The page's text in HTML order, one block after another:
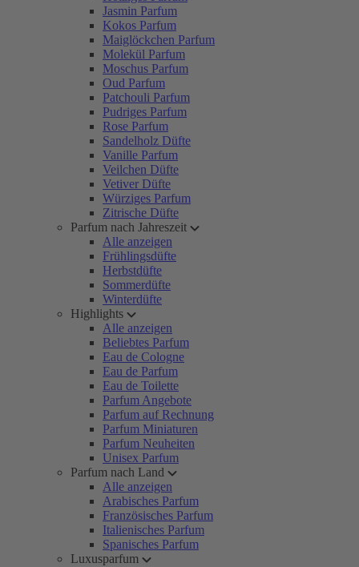
Jasmin Parfum
Kokos Parfum
Maiglöckchen Parfum
Molekül Parfum
Moschus Parfum
Oud Parfum
Patchouli Parfum
Pudriges Parfum
Rose Parfum
Sandelholz Düfte
Vanille Parfum
Veilchen Düfte
Vetiver Düfte
Würziges Parfum
Zitrische Düfte
Parfum nach Jahreszeit
Alle anzeigen
Frühlingsdüfte
Herbstdüfte
Sommerdüfte
Winterdüfte
Highlights
Alle anzeigen
Beliebtes Parfum
Eau de Cologne
Eau de Parfum
Eau de Toilette
Parfum Angebote
Parfum auf Rechnung
Parfum Miniaturen
Parfum Neuheiten
Unisex Parfum
Parfum nach Land
Alle anzeigen
Arabisches Parfum
Französisches Parfum
Italienisches Parfum
Spanisches Parfum
Luxusparfum